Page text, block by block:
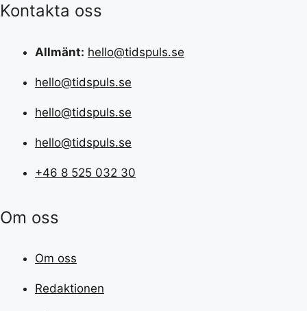
Kontakta oss
Allmänt: hello@tidspuls.se
hello@tidspuls.se
hello@tidspuls.se
hello@tidspuls.se
+46 8 525 032 30
Om oss
Om oss
Redaktionen